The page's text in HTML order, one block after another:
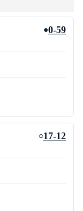
●0-59
○17-12